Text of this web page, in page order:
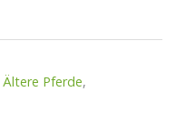
Ältere Pferde,